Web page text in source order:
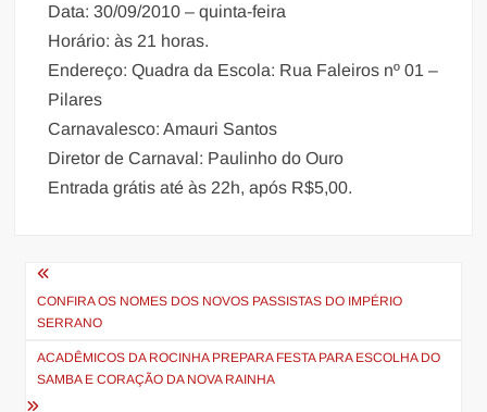
Data: 30/09/2010 – quinta-feira
Horário: às 21 horas.
Endereço: Quadra da Escola: Rua Faleiros nº 01 –
Pilares
Carnavalesco: Amauri Santos
Diretor de Carnaval: Paulinho do Ouro
Entrada grátis até às 22h, após R$5,00.
Navegação
de
Post
CONFIRA OS NOMES DOS NOVOS PASSISTAS DO IMPÉRIO
SERRANO
ACADÊMICOS DA ROCINHA PREPARA FESTA PARA ESCOLHA DO
SAMBA E CORAÇÃO DA NOVA RAINHA